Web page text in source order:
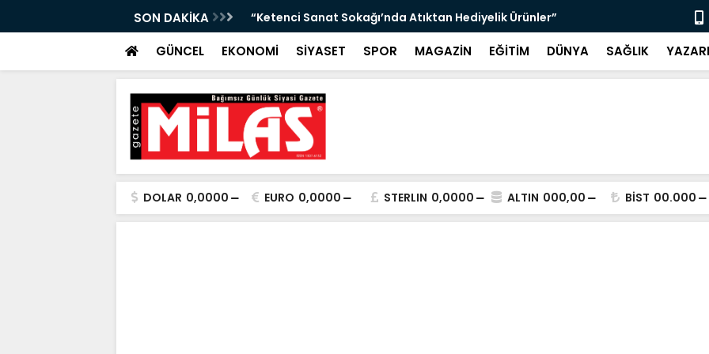
SON DAKİKA
Atıktan Hediyelik Ürünler” “Yaya Güvenliği İçin Zabıta Denetimleri Devam Ediyor” "Bir
GÜNCEL EKONOMİ SİYASET SPOR MAGAZİN EĞİTİM DÜNYA SAĞLIK
DOLAR 0,0000 EURO 0,0000 STERLIN 0,0000 ALTIN 000,00 BİST 00.000